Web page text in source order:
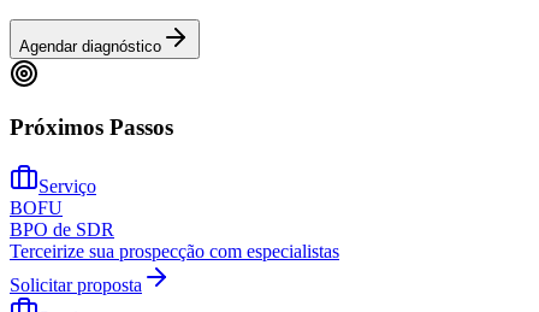
Agendar diagnóstico
Próximos Passos
Serviço
BOFU
BPO de SDR
Terceirize sua prospecção com especialistas
Solicitar proposta